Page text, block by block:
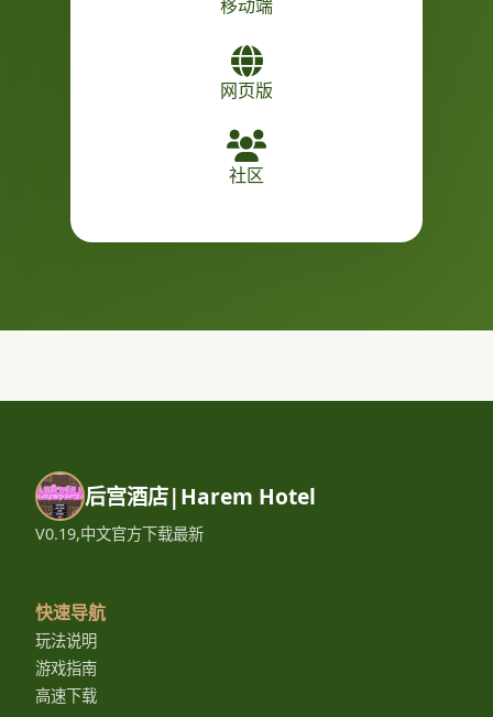
移动端
网页版
社区
后宫酒店|Harem Hotel
V0.19,中文官方下载最新
快速导航
玩法说明
游戏指南
高速下载